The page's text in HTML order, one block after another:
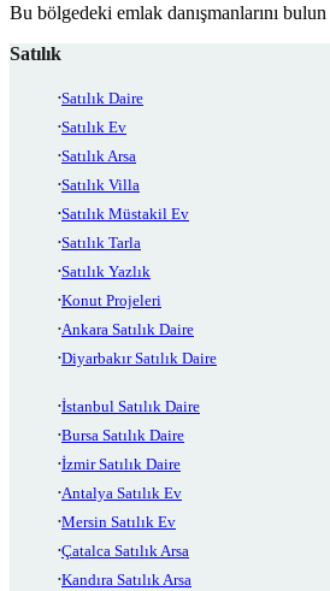
Bu bölgedeki emlak danışmanlarını bulun
Satılık
Satılık Daire
Satılık Ev
Satılık Arsa
Satılık Villa
Satılık Müstakil Ev
Satılık Tarla
Satılık Yazlık
Konut Projeleri
Ankara Satılık Daire
Diyarbakır Satılık Daire
İstanbul Satılık Daire
Bursa Satılık Daire
İzmir Satılık Daire
Antalya Satılık Ev
Mersin Satılık Ev
Çatalca Satılık Arsa
Kandıra Satılık Arsa